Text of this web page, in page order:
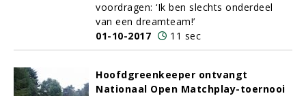
voordragen: ‘Ik ben slechts onderdeel
van een dreamteam!’
01-10-2017
11 sec
Hoofdgreenkeeper ontvangt
Nationaal Open Matchplay-toernooi